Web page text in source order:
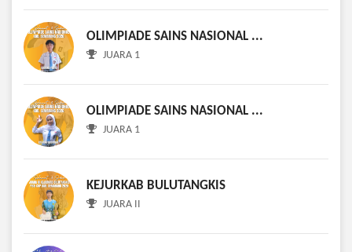
OLIMPIADE SAINS NASIONAL ...
JUARA 1
OLIMPIADE SAINS NASIONAL ...
JUARA 1
KEJURKAB BULUTANGKIS
JUARA II